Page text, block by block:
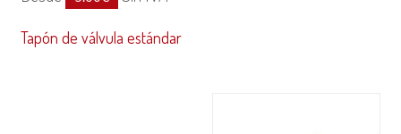
Tapón de válvula estándar